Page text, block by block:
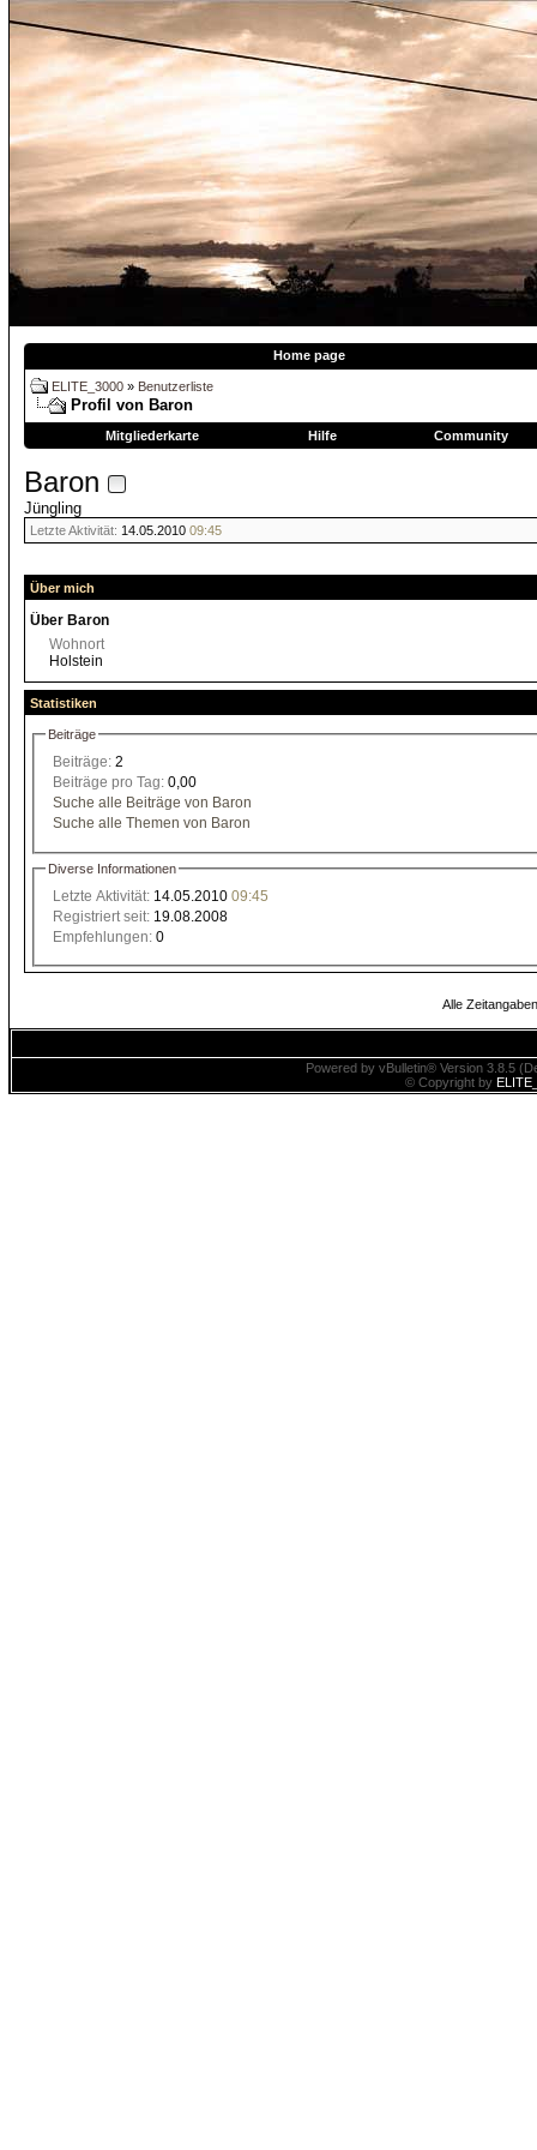
Home page
ELITE_3000 » Benutzerliste
Profil von Baron
Mitgliederkarte Hilfe Community
Baron
Jüngling
Letzte Aktivität: 14.05.2010 09:45
Über mich
Über Baron
Wohnort
Holstein
Statistiken
Beiträge
Beiträge: 2
Beiträge pro Tag: 0,00
Suche alle Beiträge von Baron
Suche alle Themen von Baron
Diverse Informationen
Letzte Aktivität: 14.05.2010 09:45
Registriert seit: 19.08.2008
Empfehlungen: 0
Alle
Powered by vBulletin® Version 3.8.5
© Copyright by